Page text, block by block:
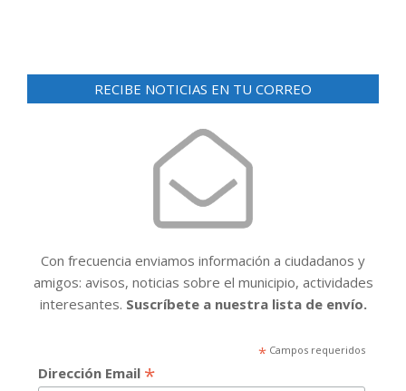
RECIBE NOTICIAS EN TU CORREO
Con frecuencia enviamos información a ciudadanos y
amigos: avisos, noticias sobre el municipio, actividades
interesantes. Suscríbete a nuestra lista de envío.
*Campos requeridos
Dirección Email *